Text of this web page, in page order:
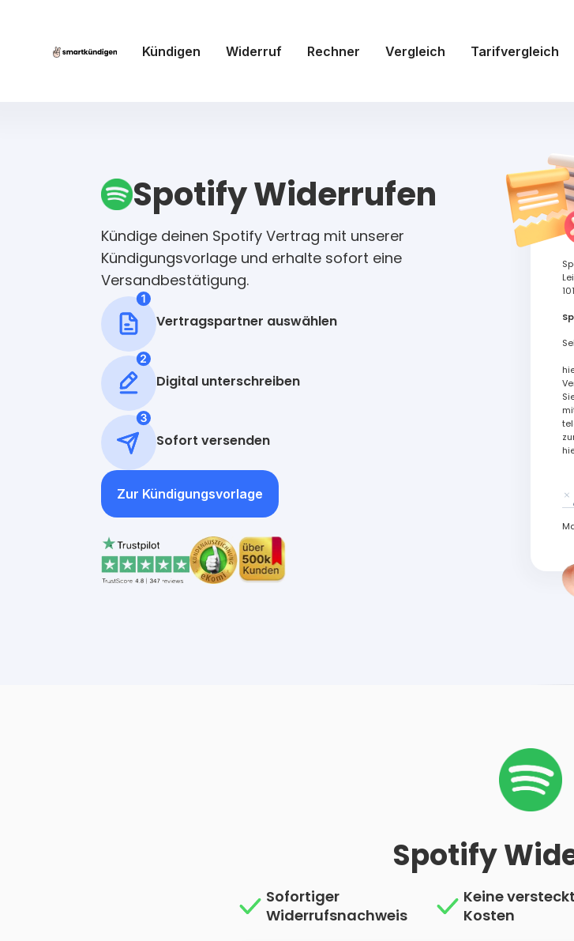
Kündigen Widerruf Rechner Vergleich Tarifvergleich
Spotify Widerrufen
Kündige deinen Spotify Vertrag mit unserer
Kündigungsvorlage und erhalte sofort eine
Versandbestätigung.
Vertragspartner auswählen
Digital unterschreiben
Sofort versenden
Zur Kündigungsvorlage
Spotify
Sofortiger
Widerrufsnachweis
Keine
Kosten